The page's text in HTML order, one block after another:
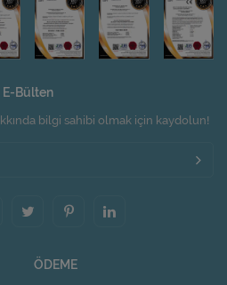
E-Bülten
bilgi sahibi olmak için kaydolun!
ÖDEME